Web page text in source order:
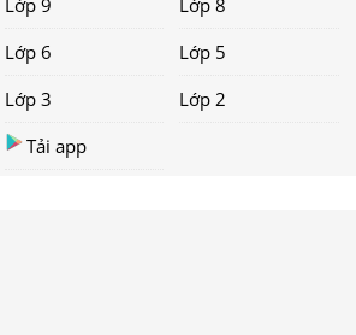
Lớp 6
Lớp 5
Lớp 3
Lớp 2
Tải app